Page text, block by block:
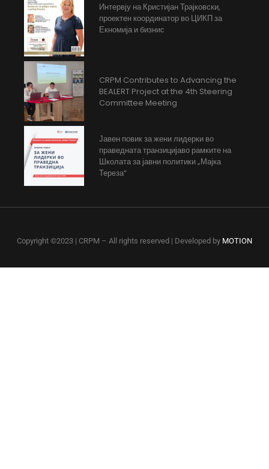
Интервју на Кристијан Трајковски,
проектен координатор во ЦИКП за
Екномија и бизнис
CRPM Contributes to Advancing the
BEALERT Project at the 4th Steering
Committee Meeting
Јавен повик за жени лидерки во
праведната транзицијаво рамките на
Школата за јавни политики „Мајка
Тереза“
Copyright ©2023 | CRPM – All rights reserved | Developed by MOTION